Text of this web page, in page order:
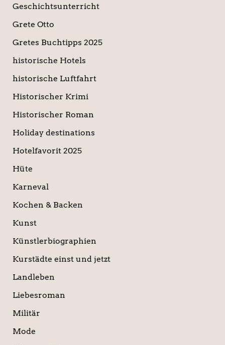
Geschichtsunterricht
Grete Otto
Gretes Buchtipps 2025
historische Hotels
historische Luftfahrt
Historischer Krimi
Historischer Roman
Holiday destinations
Hotelfavorit 2025
Hüte
Karneval
Kochen & Backen
Kunst
Künstlerbiographien
Kurstädte einst und jetzt
Landleben
Liebesroman
Militär
Mode